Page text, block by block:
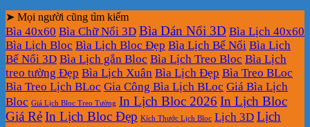
➤ Mọi người cũng tìm kiếm
Bìa 40x60 Bìa Chữ Nổi 3D Bìa Dán Nổi 3D Bìa Lịch 40x60
Bìa Lịch Bloc Bìa Lịch Bloc Đẹp Bìa Lịch Bế Nổi Bìa Lịch
Bế Nổi 3D Bìa Lịch gắn Bloc Bìa Lịch Treo Bloc Bìa Lịch
treo tường Đẹp Bìa Lịch Xuân Bìa Lịch Đẹp Bìa Treo BLoc
Bìa Treo Lịch BLoc Gia Công Bìa Lịch BLoc Giá Bìa Lịch
Bloc Giá Lịch Bloc Treo Tường In Lịch Bloc 2026 In Lịch Bloc
Giá RẻIn Lịch Bloc Đẹp Kích Thước Lịch Bloc Lịch 3D Lịch